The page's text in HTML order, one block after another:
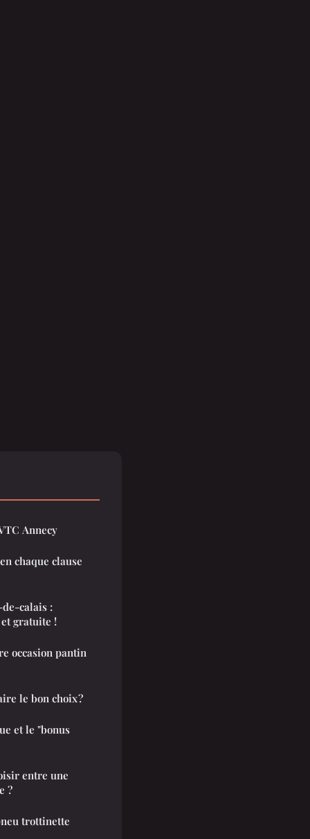
Annecy
chaque clause
calais :
gratuite !
occasion pantin
le bon choix ?
et le "bonus
entre une
?
trottinette